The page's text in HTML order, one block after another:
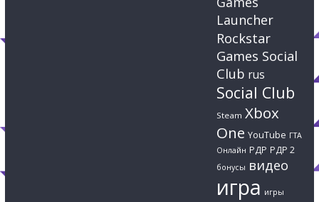
Launcher
Rockstar
Games Social
Club rus
Social Club
Steam Xbox
One YouTube ГТА
Онлайн РДР РДР 2
бонусы видео
игра игры